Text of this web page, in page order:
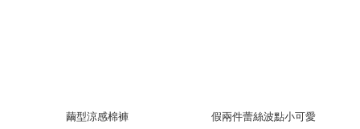
繭型涼感棉褲 假兩件蕾絲波點小可愛